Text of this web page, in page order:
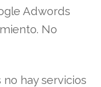
Adwords
No
hay servicios